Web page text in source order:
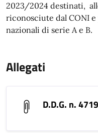
2023/2024 destinati,
riconosciute dal CONI
nazionali di serie A e B.
Allegati
D.D.G. n.